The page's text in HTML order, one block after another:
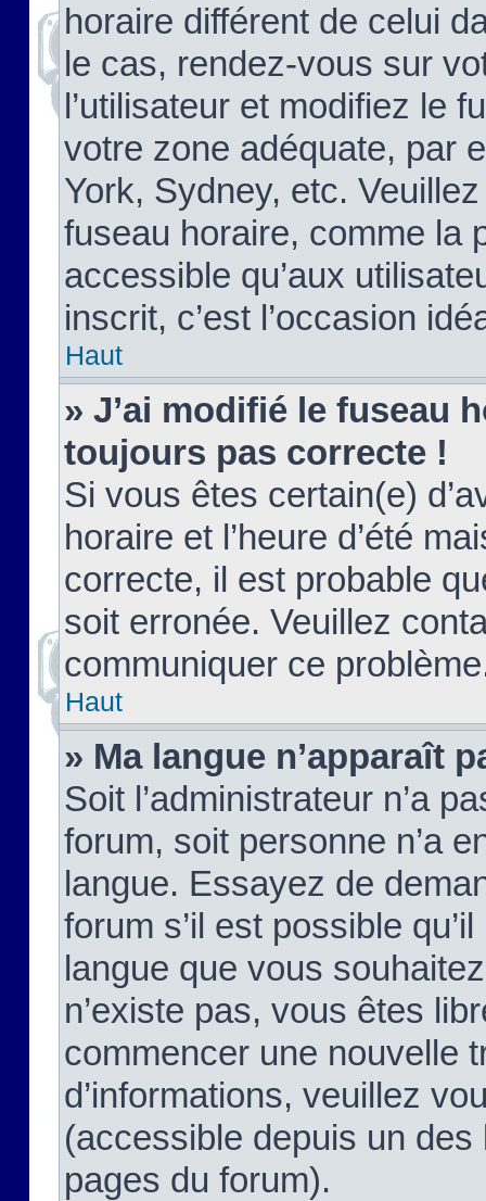
horaire différent de celui
le cas, rendez-vous sur
l’utilisateur et modifiez le
votre zone adéquate, par
York, Sydney, etc.
fuseau horaire, comme la
accessible qu’aux
inscrit, c’est l’occasion
Haut
» J’ai modifié le fuseau
toujours pas correcte !
Si vous êtes certain(e)
horaire et l’heure d’été
correcte, il est probable
soit erronée. Veuillez
communiquer ce
Haut
» Ma langue n’apparaît
Soit l’administrateur n’a
forum, soit personne n’a
langue. Essayez de
forum s’il est possible
langue que vous
n’existe pas, vous êtes
commencer une nouvelle
d’informations, veuillez
(accessible depuis un
pages du forum).